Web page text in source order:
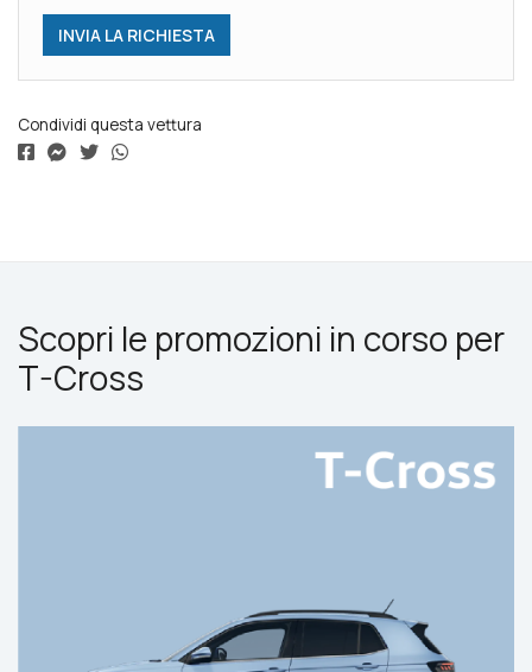
Condividi questa vettura
Scopri le promozioni in corso per
T-Cross